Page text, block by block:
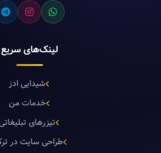
لینک‌های سریع
شیدایی ادز
خدمات من
تیزرهای
طراحی سایت در